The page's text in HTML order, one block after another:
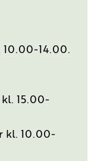
10.00-14.00.
kl. 15.00-
kl. 10.00-